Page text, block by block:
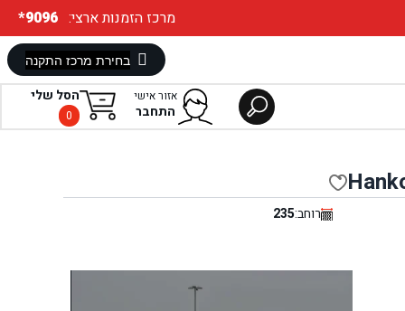
*9096 :מרכז הזמנות ארצי
הסל שלי
0
אזור אישי
התחבר
רוחב:235